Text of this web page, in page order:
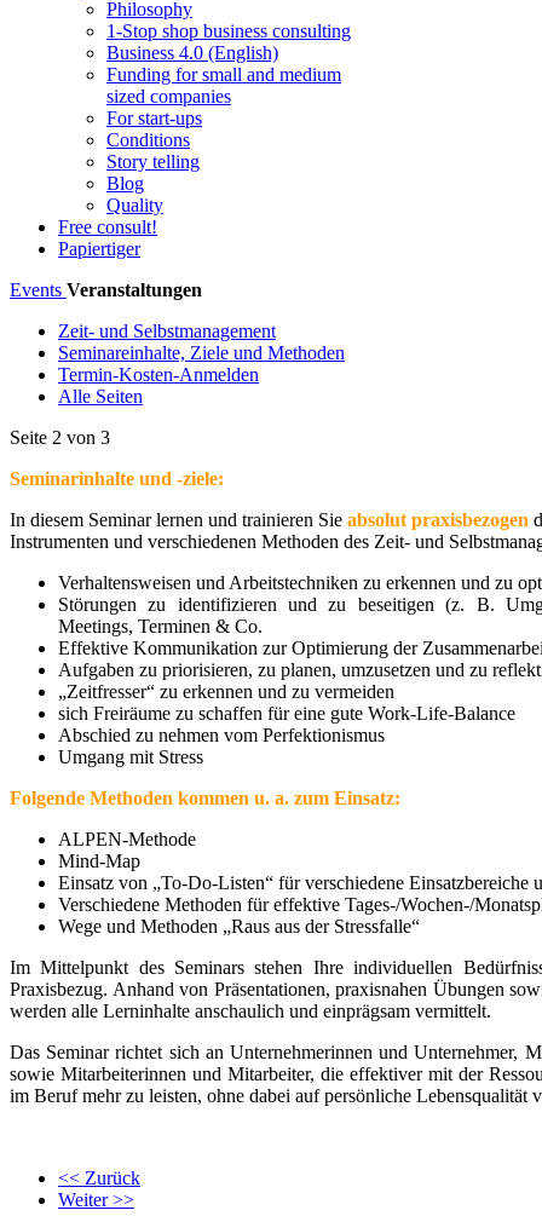
Philosophy
1-Stop shop business consulting
Business 4.0 (English)
Funding for small and medium
sized companies
For start-ups
Conditions
Story telling
Blog
Quality
Free consult!
Papiertiger
Events Veranstaltungen
Zeit- und Selbstmanagement
Seminareinhalte, Ziele und Methoden
Termin-Kosten-Anmelden
Alle Seiten
Seite 2 von 3
Seminarinhalte und -ziele:
In diesem Seminar lernen und trainieren Sie absolut praxisbezogen
Instrumenten und verschiedenen Methoden des Zeit- und
Verhaltensweisen und Arbeitstechniken zu erkennen und zu
Störungen zu identifizieren und zu beseitigen (z. B.
Meetings, Terminen & Co.
Effektive Kommunikation zur Optimierung der
Aufgaben zu priorisieren, zu planen, umzusetzen und zu
„Zeitfresser“ zu erkennen und zu vermeiden
sich Freiräume zu schaffen für eine gute Work-Life-Balance
Abschied zu nehmen vom Perfektionismus
Umgang mit Stress
Folgende Methoden kommen u. a. zum Einsatz:
ALPEN-Methode
Mind-Map
Einsatz von „To-Do-Listen“ für verschiedene Einsatzbereiche
Verschiedene Methoden für effektive Tages-/Wochen-/
Wege und Methoden „Raus aus der Stressfalle“
Im Mittelpunkt des Seminars stehen Ihre individuellen
Praxisbezug. Anhand von Präsentationen, praxisnahen Übungen
werden alle Lerninhalte anschaulich und einprägsam vermittelt.
Das Seminar richtet sich an Unternehmerinnen und Unternehmer,
sowie Mitarbeiterinnen und Mitarbeiter, die effektiver mit der
im Beruf mehr zu leisten, ohne dabei auf persönliche Lebensqualität
<< Zurück
Weiter >>